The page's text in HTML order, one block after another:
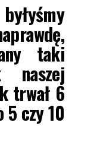
taki
naszej
trwał 6
5 czy 10